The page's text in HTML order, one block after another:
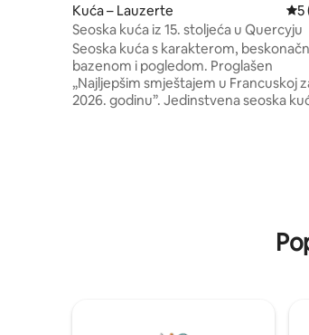
Kuća – Lauzerte
5
Seoska kuća iz 15. stoljeća u Quercyju
Seoska kuća s karakterom,
bazenom i pogledom. Proglašen
„Najljepšim smještajem u Francuskoj
2026. godinu”. Jedinstvena seoska
pogledi, terase, vrt, šuma i golubarnik.
Samo 3 minute od Lauzertea, sela